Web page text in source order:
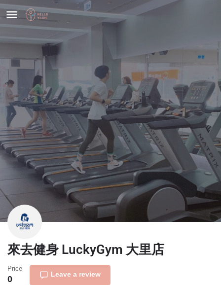
來去健身 LuckyGym 大里店
Price
0 Leave a review